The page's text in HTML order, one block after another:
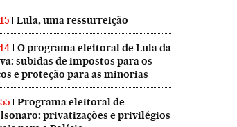
Lula, uma ressurreição
O programa eleitoral de Lula da
subidas de impostos para os
e proteção para as minorias
Programa eleitoral de
privatizações e privilégios